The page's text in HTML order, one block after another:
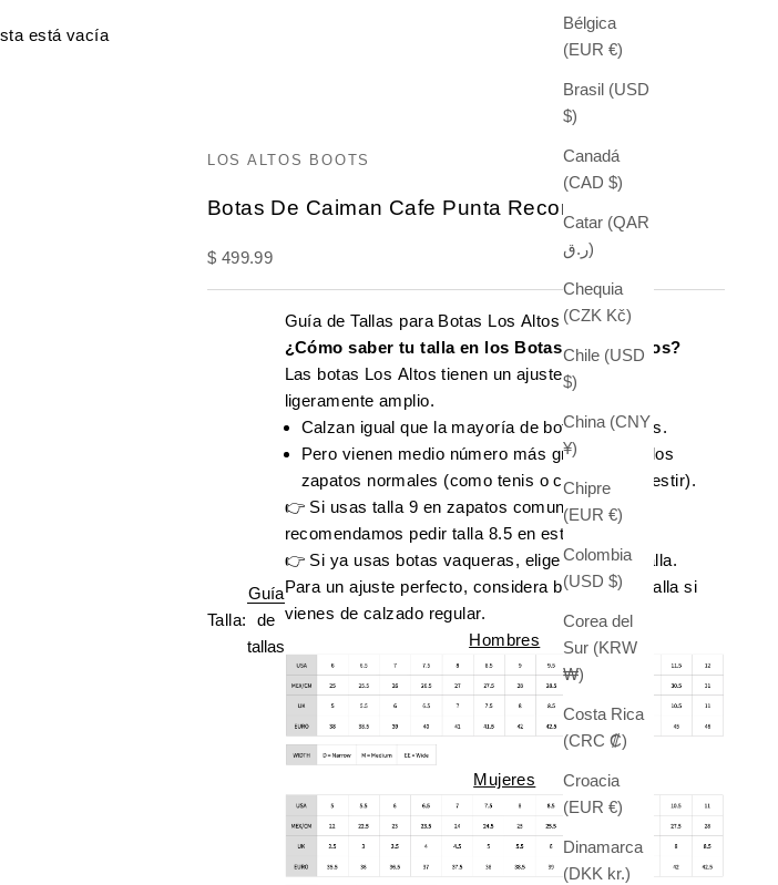
Bélgica
(EUR €)
Brasil (USD
$)
Canadá
(CAD $)
Catar (QAR
ر.ق)
Chequia
(CZK Kč)
Chile (USD
$)
China (CNY
¥)
Chipre
(EUR €)
Colombia
(USD $)
Corea del
Sur (KRW
₩)
Costa Rica
(CRC ₡)
Croacia
(EUR €)
Dinamarca
(DKK kr.)
está vacía
LOS ALTOS BOOTS
Botas De Caiman Cafe Punta Recortada
Precio de oferta
$ 499.99
Talla:
Guía
de
tallas
Guía de Tallas para Botas Los Altos
¿Cómo saber tu talla en los Botas de Los Altos?
Las botas Los Altos tienen un ajuste cómodo y
ligeramente amplio.
Calzan igual que la mayoría debotas vaqueras.
Pero vienen medio número más grandes que los
zapatos normales (como tenis o calzado de vestir).
👉 Si usas talla 9 en zapatos comunes, te
recomendamos pedir talla 8.5 en estos botas.
👉 Si ya usas botas vaqueras, elige la misma talla.
Para un ajuste perfecto, considera bajar media talla si
vienes de calzado regular.
Hombres
Mujeres